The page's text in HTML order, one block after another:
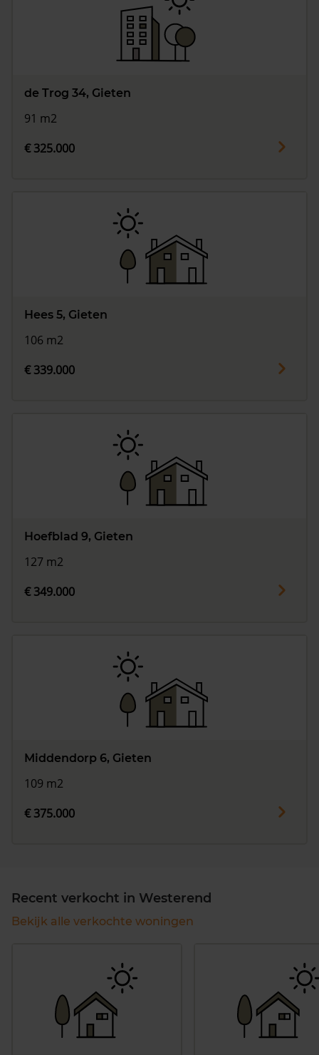
de Trog 34, Gieten
91 m2
€ 325.000
Hees 5, Gieten
106 m2
€ 339.000
Hoefblad 9, Gieten
127 m2
€ 349.000
Middendorp 6, Gieten
109 m2
€ 375.000
Recent verkocht in Westerend
Bekijk alle verkochte woningen